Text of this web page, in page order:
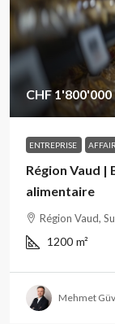
CHF 1'800'000
ENTREPRISE
Région Vaud
alimentaire
Région Vaud,
1200 m²
Mehmet